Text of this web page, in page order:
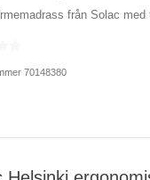
från Solac med
70148380